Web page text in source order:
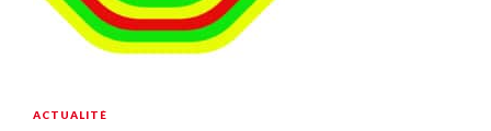
ACTUALITÉ